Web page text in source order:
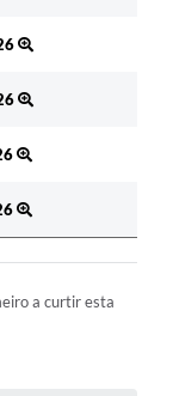
a curtir esta